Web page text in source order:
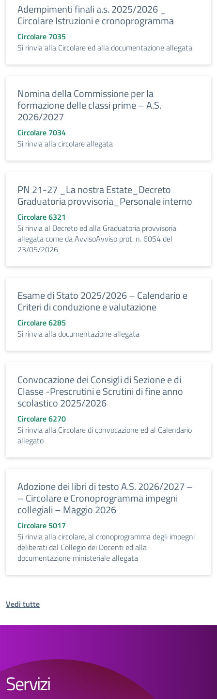
Adempimenti finali a.s. 2025/2026 _
Circolare Istruzioni e cronoprogramma
Circolare 7035
Si rinvia alla Circolare ed alla documentazione allegata
Nomina della Commissione per la
formazione delle classi prime – A.S.
2026/2027
Circolare 7034
Si rinvia alla circolare allegata
PN 21-27 _La nostra Estate_Decreto
Graduatoria provvisoria_Personale interno
Circolare 6321
Si rinvia al Decreto ed alla Graduatoria provvisoria
allegata come da AvvisoAvviso prot. n. 6054 del
23/05/2026
Esame di Stato 2025/2026 – Calendario e
Criteri di conduzione e valutazione
Circolare 6285
Si rinvia alla documentazione allegata
Convocazione dei Consigli di Sezione e di
Classe -Prescrutini e Scrutini di fine anno
scolastico 2025/2026
Circolare 6270
Si rinvia alla Circolare di convocazione ed al Calendario
allegato
Adozione dei libri di testo A.S. 2026/2027 –
– Circolare e Cronoprogramma impegni
collegiali – Maggio 2026
Circolare 5017
Si rinvia alla circolare, al cronoprogramma degli impegni
deliberati dal Collegio dei Docenti ed alla
documentazione ministeriale allegata
Vedi tutte
Servizi